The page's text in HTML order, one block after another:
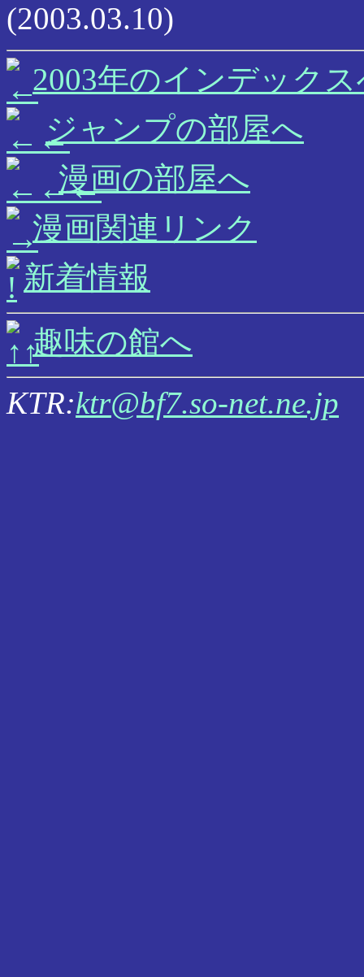
(2003.03.10)
2003年のインデック
ジャンプの部屋へ
漫画の部屋へ
漫画関連リンク
新着情報
趣味の館へ
KTR:ktr@bf7.so-net.ne.jp